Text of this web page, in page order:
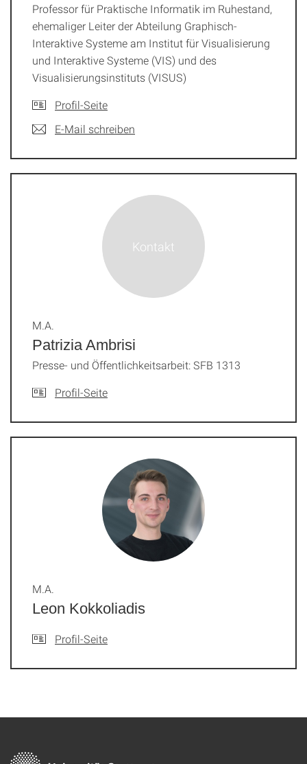
Professor für Praktische Informatik im Ruhestand,
ehemaliger Leiter der Abteilung Graphisch-
Interaktive Systeme am Institut für Visualisierung
und Interaktive Systeme (VIS) und des
Visualisierungsinstituts (VISUS)
Profil-Seite
E-Mail schreiben
Patrizia Ambrisi
M.A.
Presse- und Öffentlichkeitsarbeit: SFB 1313
Profil-Seite
Leon Kokkoliadis
M.A.
Profil-Seite